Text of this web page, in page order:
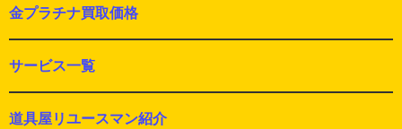
金プラチナ買取価格
サービス一覧
道具屋リユースマン紹介